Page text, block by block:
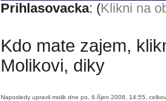
Prihlasovacka: (Klikni na
Kdo mate zajem,
Molikovi, diky
Naposledy upravil molik dne po, 6.říjen 2008, 14:55,